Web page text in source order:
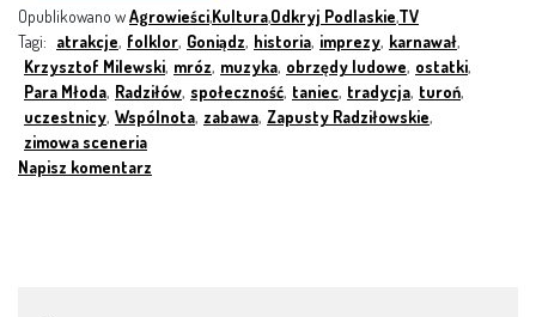
Opublikowano wAgrowieści,Kultura,Odkryj Podlaskie,TV
Tagi: atrakcje, folklor, Goniądz, historia, imprezy, karnawał,
Krzysztof Milewski, mróz, muzyka, obrzędy ludowe, ostatki,
Para Młoda, Radziłów, społeczność, taniec, tradycja, turoń,
uczestnicy, Wspólnota, zabawa, Zapusty Radziłowskie,
zimowa sceneria
Napisz komentarz